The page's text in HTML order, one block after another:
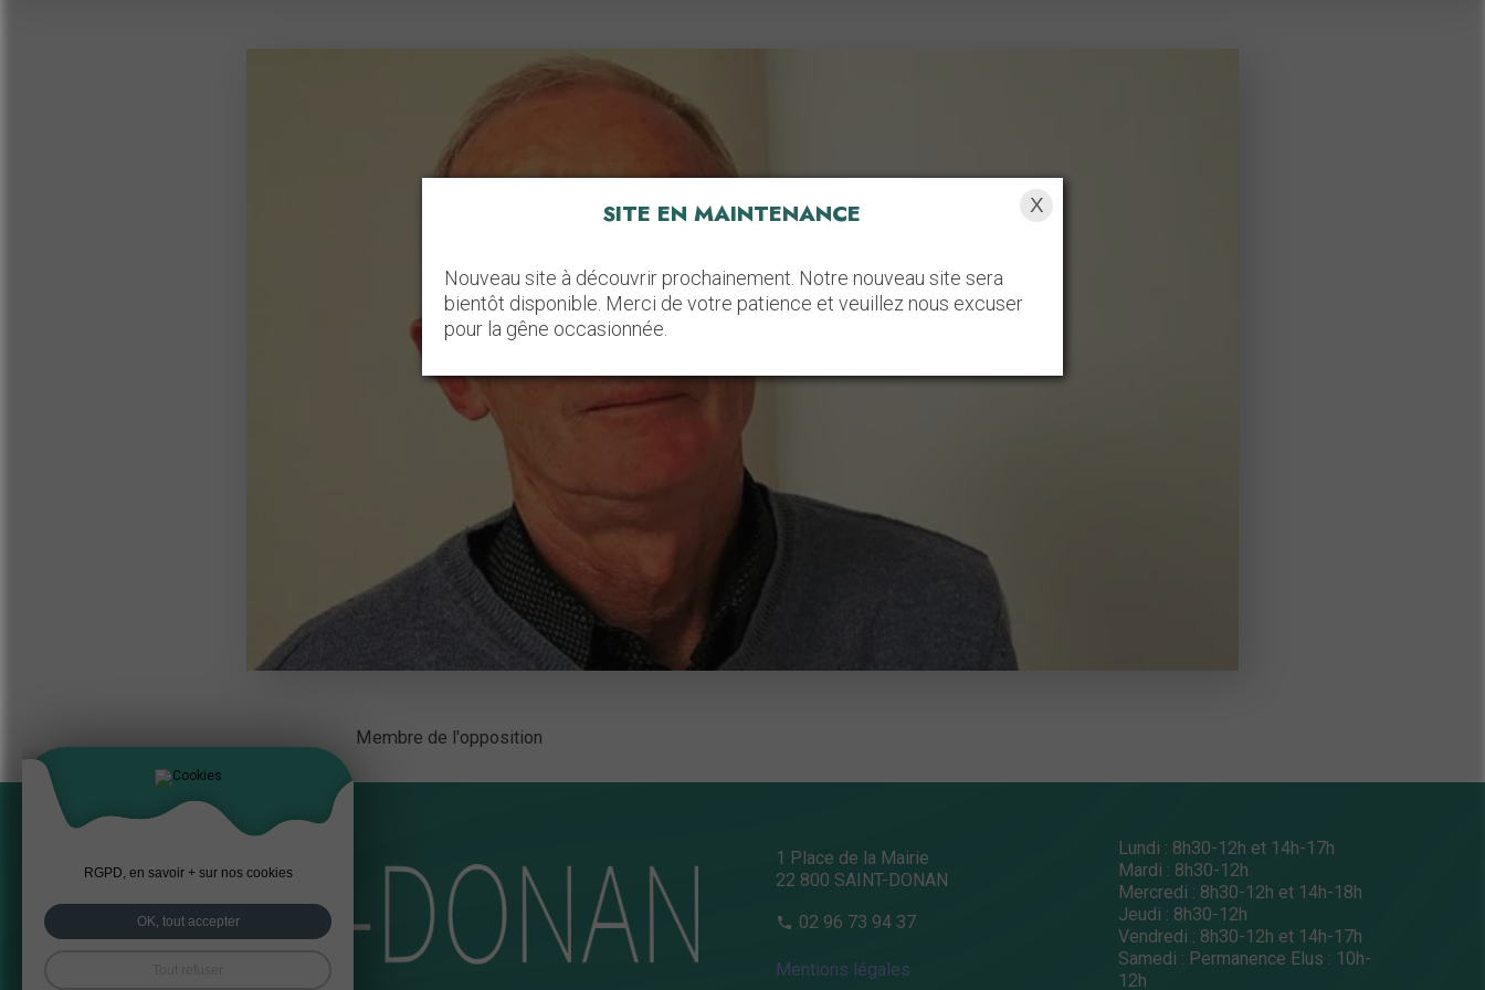
Membre de l'opposition
1 Place de la Mairie
22 800 SAINT-DONAN
02 96 73 94 37
Mentions légales
Lundi : 8h30-12h et 14h-17h
Mardi : 8h30-12h
Mercredi : 8h30-12h et 14h-18h
Jeudi : 8h30-12h
Vendredi : 8h30-12h et 14h-17h
Samedi : Permanence Elus : 10h-
12h
SITE EN MAINTENANCE X
Nouveau site à découvrir prochainement. Notre nouveau site sera
bientôt disponible. Merci de votre patience et veuillez nous excuser
pour la gêne occasionnée.
RGPD, en savoir + sur nos cookies
OK, tout accepter